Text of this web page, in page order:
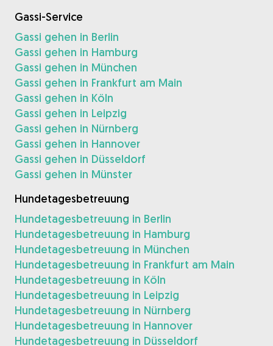
Gassi-Service
Gassi gehen in Berlin
Gassi gehen in Hamburg
Gassi gehen in München
Gassi gehen in Frankfurt am Main
Gassi gehen in Köln
Gassi gehen in Leipzig
Gassi gehen in Nürnberg
Gassi gehen in Hannover
Gassi gehen in Düsseldorf
Gassi gehen in Münster
Hundetagesbetreuung
Hundetagesbetreuung in Berlin
Hundetagesbetreuung in Hamburg
Hundetagesbetreuung in München
Hundetagesbetreuung in Frankfurt am Main
Hundetagesbetreuung in Köln
Hundetagesbetreuung in Leipzig
Hundetagesbetreuung in Nürnberg
Hundetagesbetreuung in Hannover
Hundetagesbetreuung in Düsseldorf